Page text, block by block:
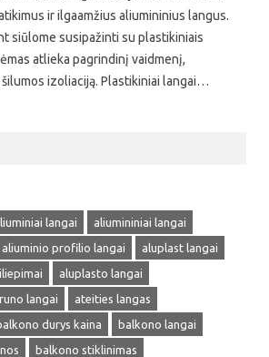
ir ilgaamžius aliumininius langus.
siūlome susipažinti su plastikiniais
atlieka pagrindinį vaidmenį,
izoliaciją. Plastikiniai langai…
langai
aliumininiai langai
aliuminio profilio langai
aluplast langai
aluplasto langai
langai
ateities langas
durys kaina
balkono langai
balkono stiklinimas